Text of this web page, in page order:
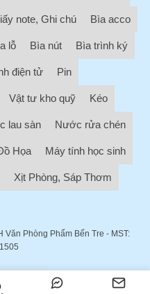
note, Ghi chú Bìa acco
lỗ Bìa nút Bìa trình ký
điện tử Pin
Vật tư kho quỹ Kéo
lau sàn Nước rửa chén
Họa Máy tính học sinh
Xịt Phòng, Sáp Thơm
Văn Phòng Phẩm Bến Tre - MST: